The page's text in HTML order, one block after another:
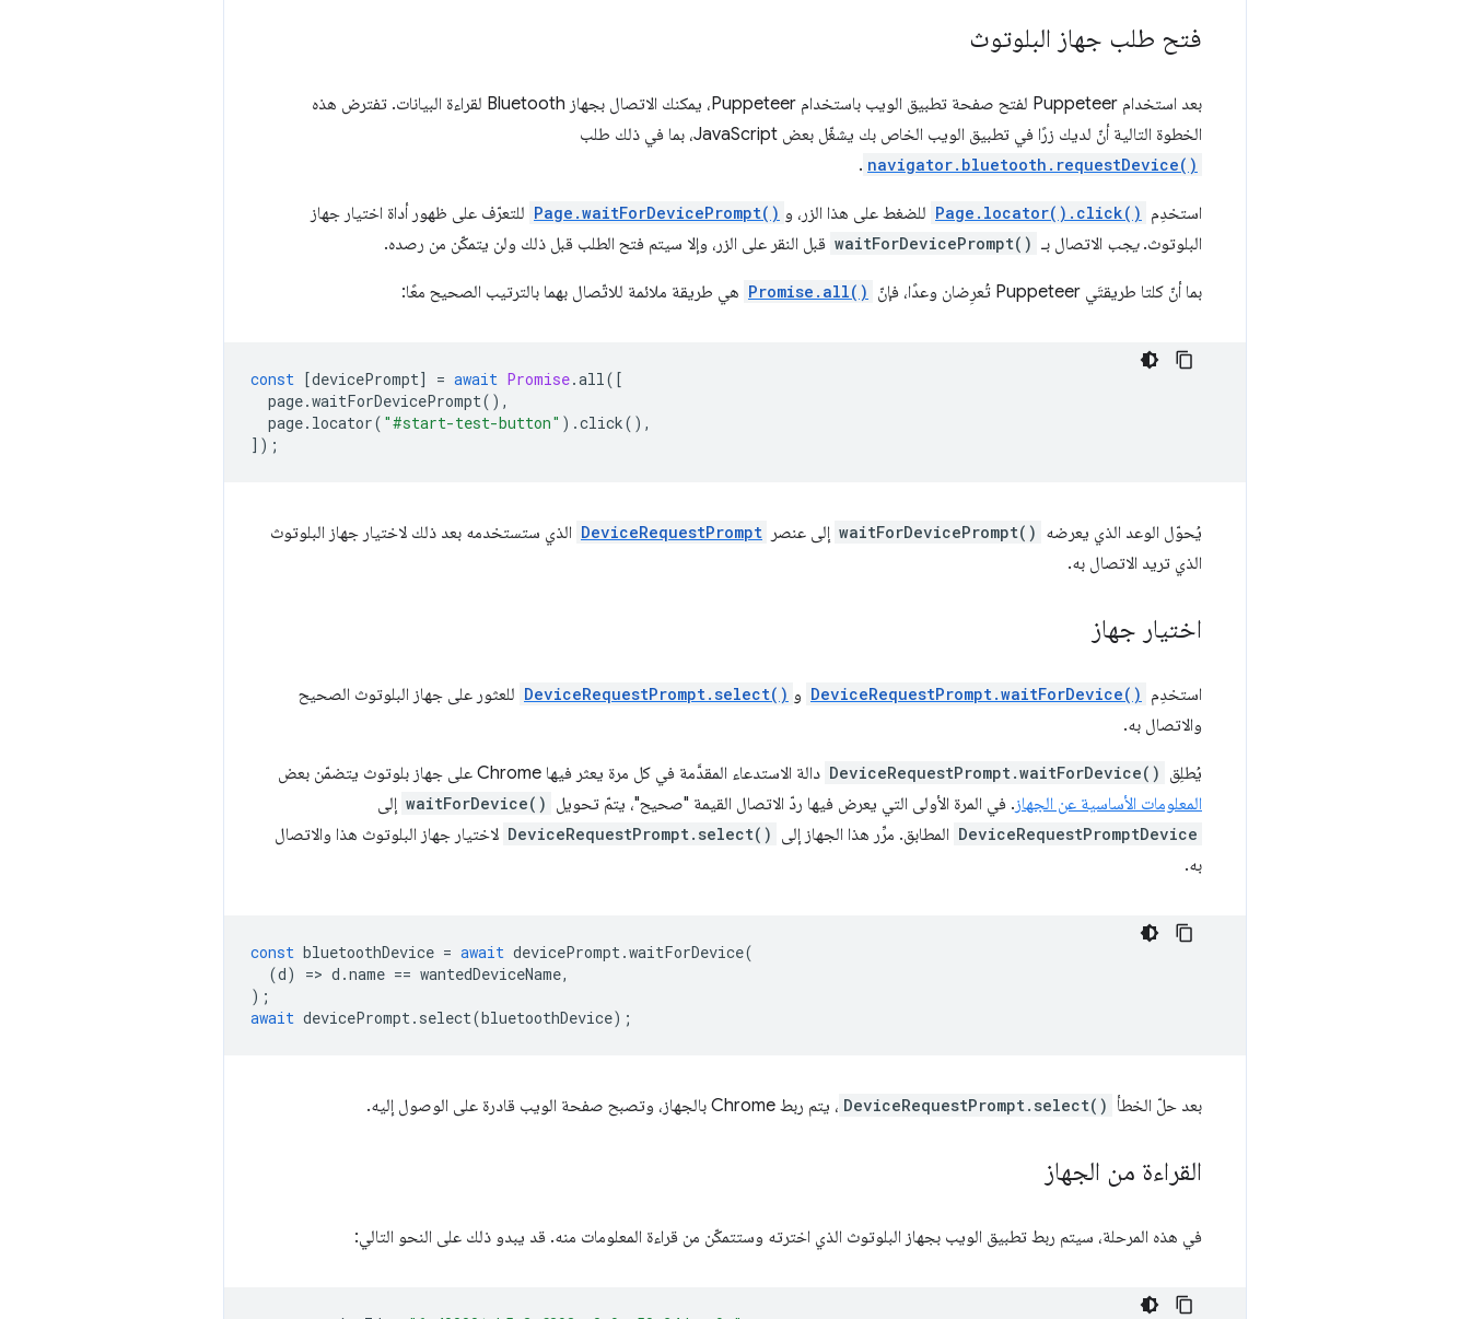
فتح طلب جهاز البلوتوث
بعد استخدام Puppeteer لفتح صفحة تطبيق الويب باستخدام Puppeteer، يمكنك الاتصال بجهاز Bluetooth لقراءة البيانات. تفترض هذه
الخطوة التالية أنّ لديك زرًا في تطبيق الويب الخاص بك يشغّل بعض JavaScript، بما في ذلك طلب
navigator.bluetooth.requestDevice()
.
استخدِم Page.locator().click() للضغط على هذا الزر، و Page.waitForDevicePrompt() للتعرّف على ظهور أداة اختيار جهاز
البلوتوث.يجب الاتصال بـ waitForDevicePrompt() قبل النقر على الزر، وإلا سيتم فتح الطلب قبل ذلك ولن يتمكّن من رصده.
بما أنّ كلتا طريقتَي Puppeteer تُعرِضان وعدًا، فإنّ Promise.all() هي طريقة ملائمة للاتّصال بهما بالترتيب الصحيح معًا:
const [devicePrompt] = await Promise.all([
page.waitForDevicePrompt(),
page. locator( "#start-test-button" ).click(),
]);
يُحوّل الوعد الذي يعرضه waitForDevicePrompt() إلى عنصر DeviceRequestPrompt الذي ستستخدمه بعد ذلك لاختيار جهاز البلوتوث
الذي تريد الاتصال به.
اختيار جهاز
استخدِم DeviceRequestPrompt.waitForDevice() و DeviceRequestPrompt.select() للعثور على جهاز البلوتوث الصحيح
والاتصال به.
يُطلِق DeviceRequestPrompt.waitForDevice() دالة الاستدعاء المقدَّمة في كل مرة يعثر فيها Chrome على جهاز بلوتوث يتضمّن بعض
المعلومات الأساسية عن الجهاز. في المرة الأولى التي يعرض فيها ردّ الاتصال القيمة "صحيح"، يتمّ تحويل waitForDevice() إلى
DeviceRequestPromptDevice المطابق. مرِّر هذا الجهاز إلى DeviceRequestPrompt.select() لاختيار جهاز البلوتوث هذا والاتصال
به.
const bluetoothDevice = await devicePrompt.waitForDevice(
(d) => d .name == wantedDeviceName,
);
await devicePrompt. select(bluetoothDevice);
بعد حلّ الخطأ DeviceRequestPrompt.select() ، يتم ربط Chrome بالجهاز، وتصبح صفحة الويب قادرة على الوصول إليه.
القراءة من الجهاز
في هذه المرحلة، سيتم ربط تطبيق الويب بجهاز البلوتوث الذي اخترته وستتمكّن من قراءة المعلومات منه. قد يبدو ذلك على النحو التالي: